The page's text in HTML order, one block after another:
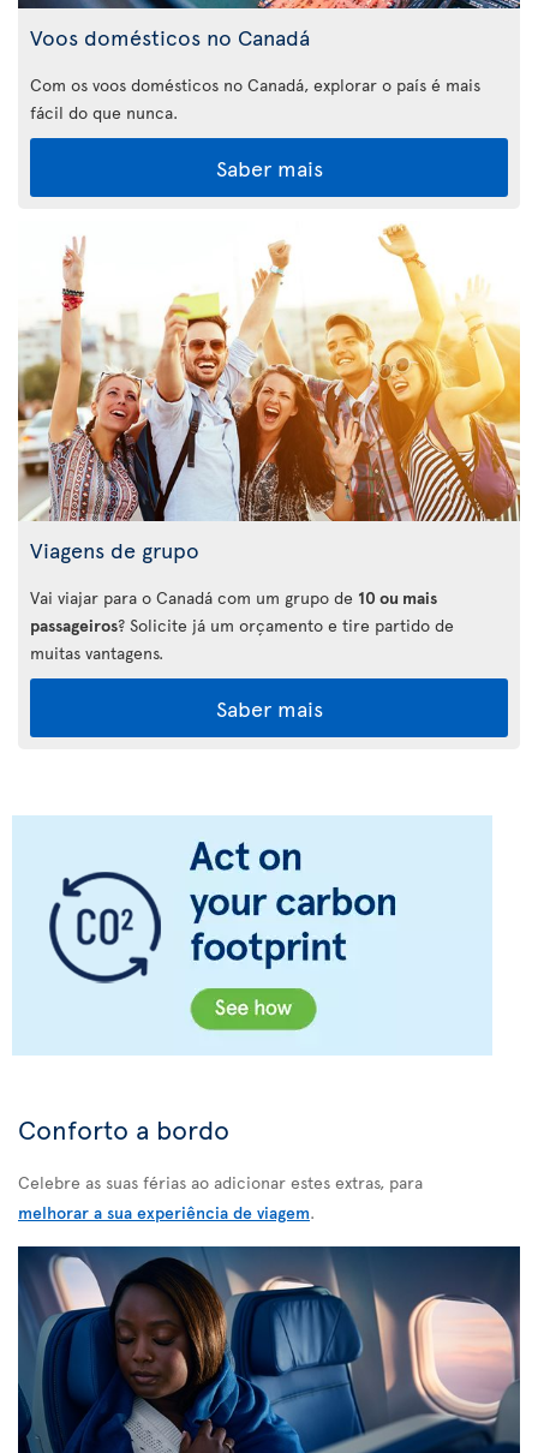
Voos domésticos no Canadá
Com os voos domésticos no Canadá, explorar o país é mais
fácil do que nunca.
Saber mais
Viagens de grupo
Vai viajar para o Canadá com um grupo de 10 ou mais
passageiros? Solicite já um orçamento e tire partido de
muitas vantagens.
Saber mais
Conforto a bordo
Celebre as suas férias ao adicionar estes extras, para
melhorar a sua experiência de viagem.